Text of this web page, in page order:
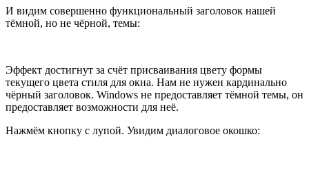
И видим совершенно функциональный заголовок нашей
тёмной, но не чёрной, темы:
Эффект достигнут за счёт присваивания цвету формы
текущего цвета стиля для окна. Нам не нужен кардинально
чёрный заголовок. Windows не предоставляет тёмной темы, он
предоставляет возможности для неё.
Нажмём кнопку с лупой. Увидим диалоговое окошко: